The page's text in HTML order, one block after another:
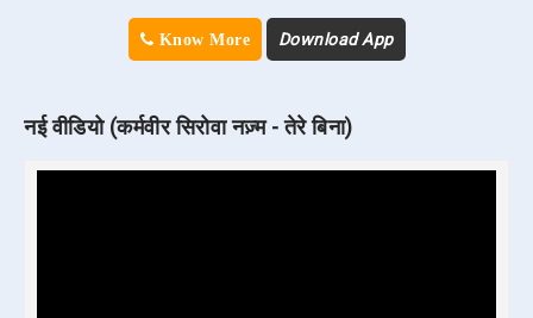
Know More Download App
नई वीडियो (कर्मवीर सिरोवा नज़्म - तेरे बिना)